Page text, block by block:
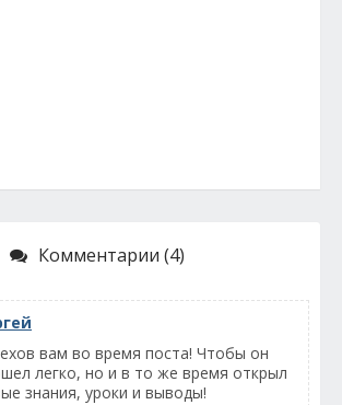
Комментарии (4)
вам во время поста! Чтобы он
легко, но и в то же время открыл
знания, уроки и выводы!